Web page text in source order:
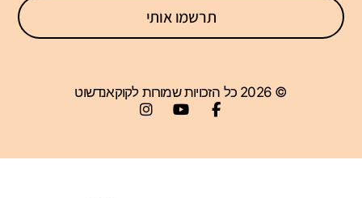
תרשמו אותי
© 2026 כל הזכויות שמורות לקוקאנדשוט